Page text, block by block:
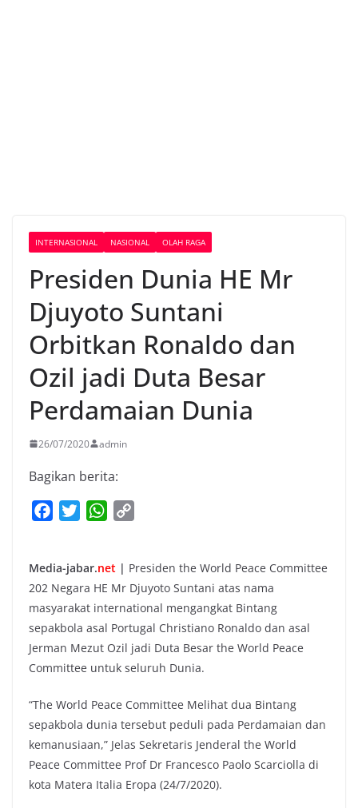
INTERNASIONAL NASIONAL OLAH RAGA
Presiden Dunia HE Mr
Djuyoto Suntani
Orbitkan Ronaldo dan
Ozil jadi Duta Besar
Perdamaian Dunia
26/07/2020 admin
Bagikan berita:
e
b
o
o
k
t
t
e
r
W
t
s
A
p
p
y
L
i
n
k
Media-jabar.net | Presiden the World Peace Committee
202 Negara HE Mr Djuyoto Suntani atas nama
masyarakat international mengangkat Bintang
sepakbola asal Portugal Christiano Ronaldo dan asal
Jerman Mezut Ozil jadi Duta Besar the World Peace
Committee untuk seluruh Dunia.
“The World Peace Committee Melihat dua Bintang
sepakbola dunia tersebut peduli pada Perdamaian dan
kemanusiaan,” Jelas Sekretaris Jenderal the World
Peace Committee Prof Dr Francesco Paolo Scarciolla di
kota Matera Italia Eropa (24/7/2020).